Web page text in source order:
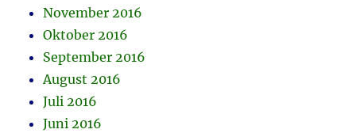
November 2016
Oktober 2016
September 2016
August 2016
Juli 2016
Juni 2016